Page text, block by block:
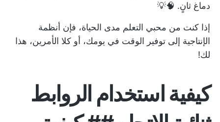
دماغ ثانٍ. 🧠💡
إذا كنت من محبي التعلم مدى الحياة، فإن أنظمة
الإنتاجية إلى توفير الوقت في يومك، أو كلا الأمرين، هذا
لك!
كيفية استخدام الروابط